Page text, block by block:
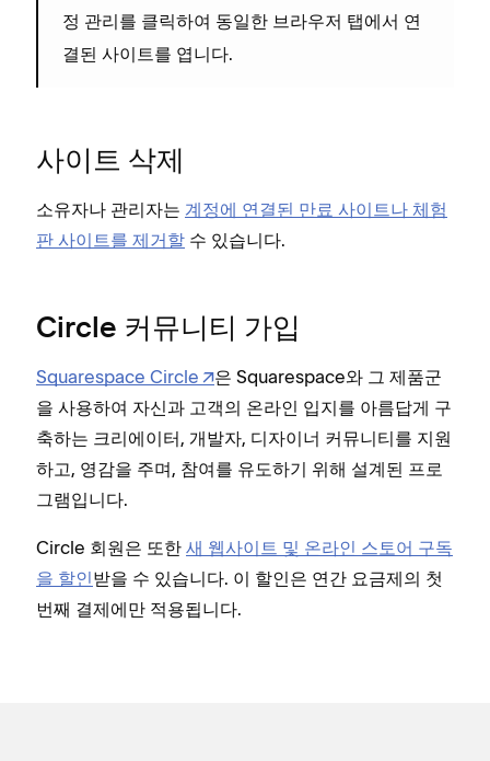
정 관리 를 클릭하여 동일한 브라우저 탭에서 연
결된 사이트를 엽니다.
사이트 삭제
소유자나 관리자는 계정에 연결된 만료 사이트나 체험
판 사이트를 제거할 수 있습니다.
Circle 커뮤니티 가입
Squarespace Circle
은 Squarespace와 그 제품군
을 사용하여 자신과 고객의 온라인 입지를 아름답게 구
축하는 크리에이터, 개발자, 디자이너 커뮤니티를 지원
하고, 영감을 주며, 참여를 유도하기 위해 설계된 프로
그램입니다.
Circle 회원은 또한 새 웹사이트 및 온라인 스토어 구독
을 할인받을 수 있습니다. 이 할인은 연간 요금제의 첫
번째 결제에만 적용됩니다.